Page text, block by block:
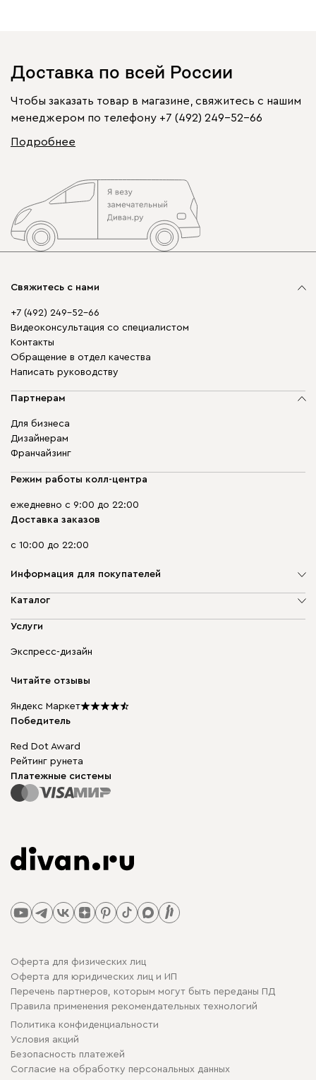
Доставка по всей России
Чтобы заказать товар в магазине, свяжитесь с нашим
менеджером по телефону +7 (492) 249-52-66
Подробнее
Свяжитесь с нами
+7 (492) 249-52-66
Видеоконсультация со специалистом
Контакты
Обращение в отдел качества
Написать руководству
Партнерам
Для бизнеса
Дизайнерам
Франчайзинг
Режим работы колл-центра
ежедневно с 9:00 до 22:00
Доставка заказов
с 10:00 до 22:00
Информация для покупателей
О компании
Доставка и оплата
диван.клуб
Подарочные сертификаты
Мы в прессе
Каталог
Мягкая мебель
Бескаркасная мебель
Столы и стулья
Услуги
Экспресс-дизайн
Читайте отзывы
Яндекс Маркет
Победитель
Red Dot Award
Рейтинг рунета
Платежные системы
Оферта для физических лиц
Оферта для юридических лиц и ИП
Перечень партнеров, которым могут быть переданы ПД
Правила применения рекомендательных технологий
Политика конфиденциальности
Условия акций
Безопасность платежей
Cогласие на обработку персональных данных